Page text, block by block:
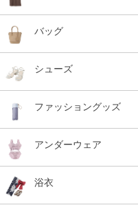
バッグ
シューズ
ファッショングッズ
アンダーウェア
浴衣